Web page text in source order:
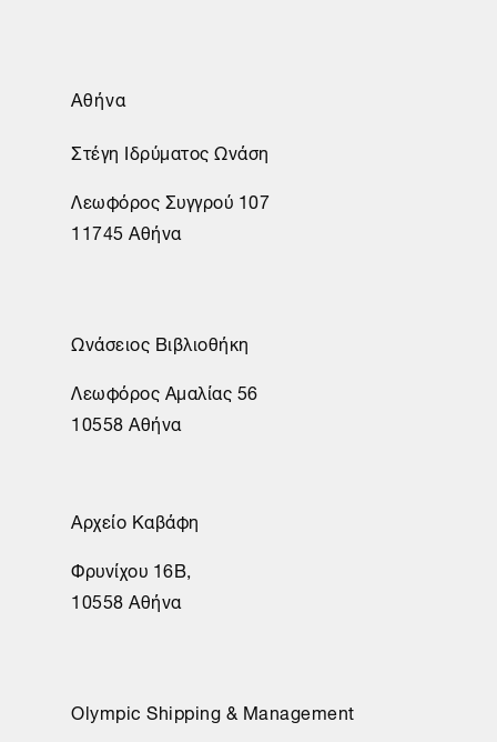
Αθήνα
Στέγη Ιδρύματος Ωνάση
Λεωφόρος Συγγρού 107
11745 Αθήνα
Ωνάσειος Βιβλιοθήκη
Λεωφόρος Αμαλίας 56
10558 Αθήνα
Αρχείο Καβάφη
Φρυνίχου 16Β,
10558 Αθήνα
Olympic Shipping & Management